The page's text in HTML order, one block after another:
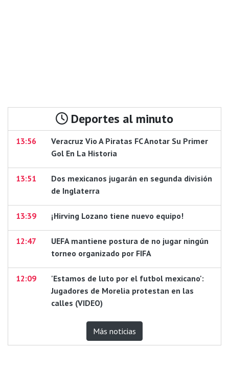
Deportes al minuto
13:56
Veracruz Vio A Piratas FC Anotar Su Primer
Gol En La Historia
13:51
Dos mexicanos jugarán en segunda división
de Inglaterra
13:39 ¡Hirving Lozano tiene nuevo equipo!
12:47
UEFA mantiene postura de no jugar ningún
torneo organizado por FIFA
12:09
'Estamos de luto por el futbol mexicano':
Jugadores de Morelia protestan en las
calles (VIDEO)
Más noticias